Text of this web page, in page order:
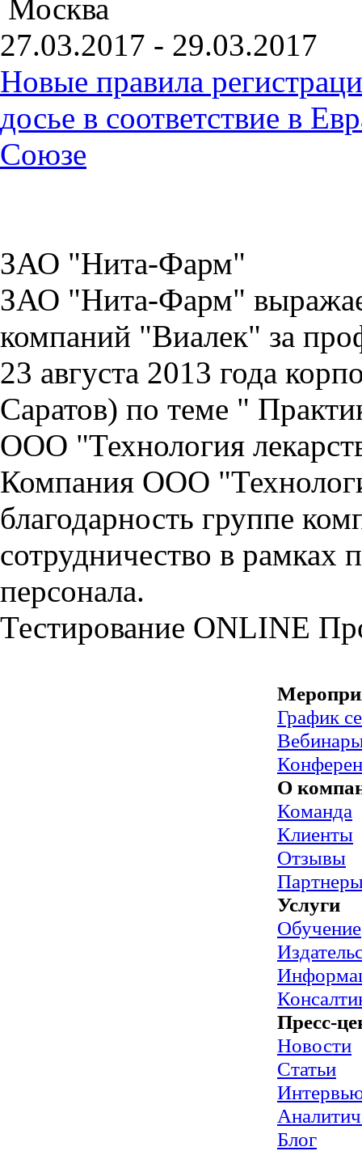
Москва
27.03.2017 - 29.03.2017
Новые правила
досье в соответствие в
Союзе
ЗАО "Нита-Фарм"
ЗАО "Нита-Фарм"
компаний "Виалек" за
23 августа 2013 года
Саратов) по теме "
ООО "Технология
Компания ООО
благодарность группе
сотрудничество в рамках
персонала.
Тестирование ONLINE
График
О
Команда
Клиенты
Отзывы
Услуги
Обучение
Пресс-
Новости
Статьи
Блог